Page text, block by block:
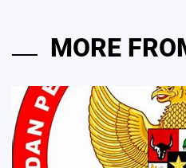
MORE